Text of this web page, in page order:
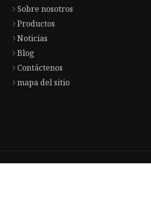
Sobre nosotros
Productos
Noticias
Blog
Contáctenos
mapa del sitio